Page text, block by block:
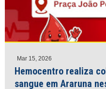
Mar 15, 2026
Hemocentro realiza
sangue em Araruna